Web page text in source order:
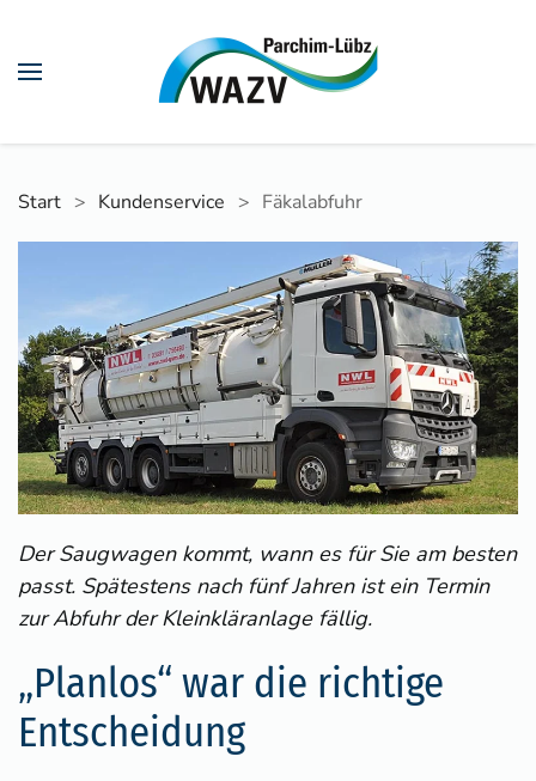
Skip to main content
Start Kundenservice Fäkalabfuhr
Der Saugwagen kommt, wann es für Sie am besten
passt. Spätestens nach fünf Jahren ist ein Termin
zur Abfuhr der Kleinkläranlage fällig.
„Planlos“ war die richtige
Entscheidung